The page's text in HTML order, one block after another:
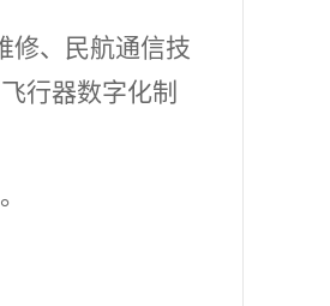
修、民航通信技
行器数字化制